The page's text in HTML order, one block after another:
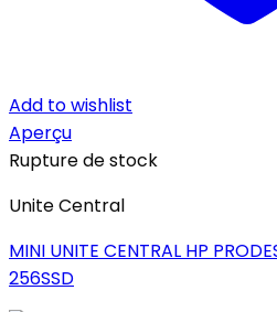
Add to wishlist
Aperçu
Rupture de stock
Unite Central
MINI UNITE CENTRAL HP
256SSD